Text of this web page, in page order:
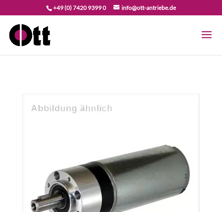
+49 (0) 7420 9399 0 info@ott-antriebe.de